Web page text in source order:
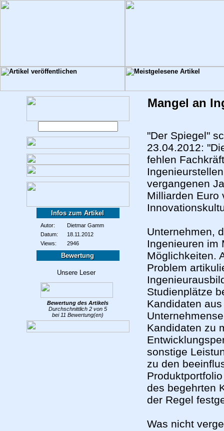
Infos zum Artikel
Autor:
Dietmar Gamm
Datum:
18.11.2012
Views:
2946
Bewertung
Bewertung des Artikels
Durchschnittlich 2 von 5
bei 11 Bewertung(en)
Mangel an
"Der Spiegel"
23.04.2012:
fehlen
vergangenen
Milliarden Euro
Unternehmen,
Ingenieuren im
Möglichkeiten.
Problem
Studienplätze
Kandidaten
Kandidaten zu
sonstige
zu den
des begehrten
der Regel
Was nicht